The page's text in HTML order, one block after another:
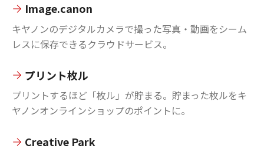
Image.canon
キヤノンのデジタルカメラで撮った写真・動画をシーム
レスに保存できるクラウドサービス。
プリント枚ル
プリントするほど「枚ル」が貯まる。貯まった枚ルをキ
ヤノンオンラインショップのポイントに。
Creative Park